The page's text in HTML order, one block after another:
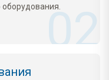
оборудования.